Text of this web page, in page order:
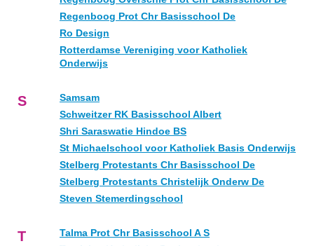
Regenboog Prot Chr Basisschool De
Ro Design
Rotterdamse Vereniging voor Katholiek
Onderwijs
S
Samsam
Schweitzer RK Basisschool Albert
Shri Saraswatie Hindoe BS
St Michaelschool voor Katholiek Basis Onderwijs
Stelberg Protestants Chr Basisschool De
Stelberg Protestants Christelijk Onderw De
Steven Stemerdingschool
T
Talma Prot Chr Basisschool A S